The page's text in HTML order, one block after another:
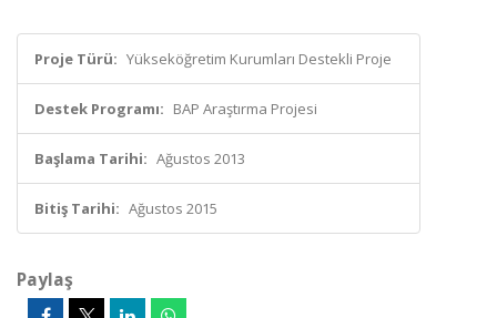
Proje Türü: Yükseköğretim Kurumları Destekli Proje
Destek Programı: BAP Araştırma Projesi
Başlama Tarihi: Ağustos 2013
Bitiş Tarihi: Ağustos 2015
Paylaş